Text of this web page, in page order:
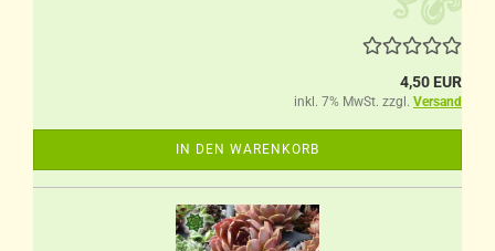
4,50 EUR
inkl. 7% MwSt. zzgl. Versand
IN DEN WARENKORB